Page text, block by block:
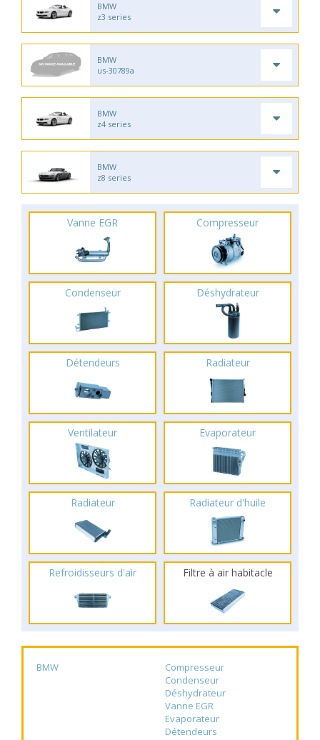
BMW
z3 series
BMW
us-30789a
BMW
z4 series
BMW
z8 series
Vanne EGR Compresseur
Condenseur Déshydrateur
Détendeurs Radiateur
Ventilateur Evaporateur
Radiateur Radiateur d'huile
Refroidisseurs d'air Filtre à air habitacle
BMW
Compresseur
Condenseur
Déshydrateur
Vanne EGR
Evaporateur
Détendeurs